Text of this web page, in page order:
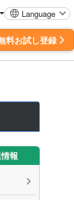
Language
料お試し登録
報